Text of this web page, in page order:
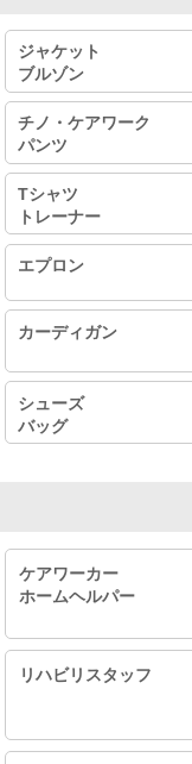
ジャケット
ブルゾン
チノ・ケアワーク
パンツ
Tシャツ
トレーナー
エプロン
カーディガン
シューズ
バッグ
ケアワーカー
ホームヘルパー
リハビリスタッフ